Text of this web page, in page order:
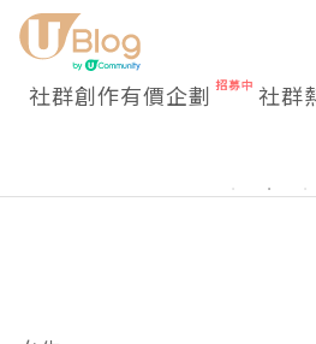
社群創作有價企劃 社群